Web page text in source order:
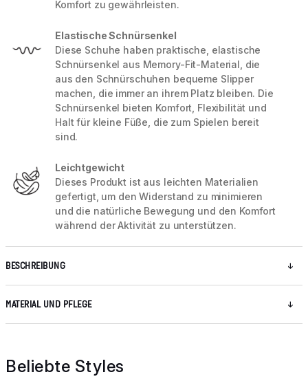
Komfort zu gewährleisten.
Elastische Schnürsenkel
Diese Schuhe haben praktische, elastische
Schnürsenkel aus Memory-Fit-Material, die
aus den Schnürschuhen bequeme Slipper
machen, die immer an ihrem Platz bleiben. Die
Schnürsenkel bieten Komfort, Flexibilität und
Halt für kleine Füße, die zum Spielen bereit
sind.
Leichtgewicht
Dieses Produkt ist aus leichten Materialien
gefertigt, um den Widerstand zu minimieren
und die natürliche Bewegung und den Komfort
während der Aktivität zu unterstützen.
BESCHREIBUNG
MATERIAL UND PFLEGE
Beliebte Styles